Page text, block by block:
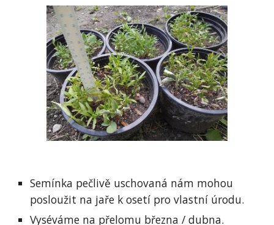
Semínka pečlivě uschovaná nám mohou
posloužit na jaře k osetí pro vlastní úrodu.
Vyséváme na přelomu března / dubna.